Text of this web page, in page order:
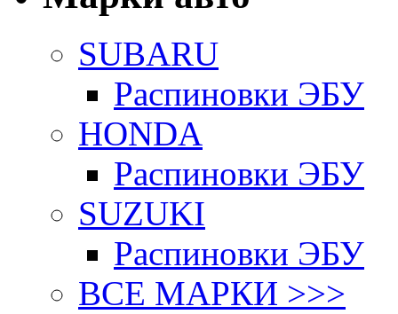
SUBARU
Распиновки ЭБУ
HONDA
Распиновки ЭБУ
SUZUKI
Распиновки ЭБУ
ВСЕ МАРКИ >>>